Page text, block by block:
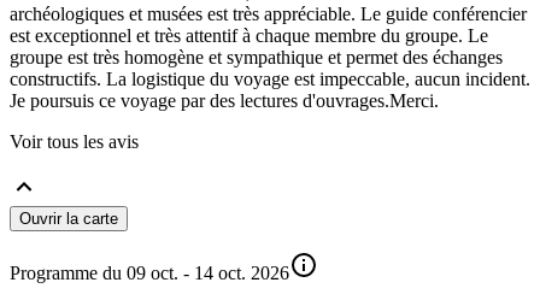
archéologiques et musées est très appréciable. Le guide conférencier
est exceptionnel et très attentif à chaque membre du groupe. Le
groupe est très homogène et sympathique et permet des échanges
constructifs. La logistique du voyage est impeccable, aucun incident.
Je poursuis ce voyage par des lectures d'ouvrages.Merci.
Voir tous les avis
Ouvrir la carte
Programme du 09 oct. - 14 oct. 2026